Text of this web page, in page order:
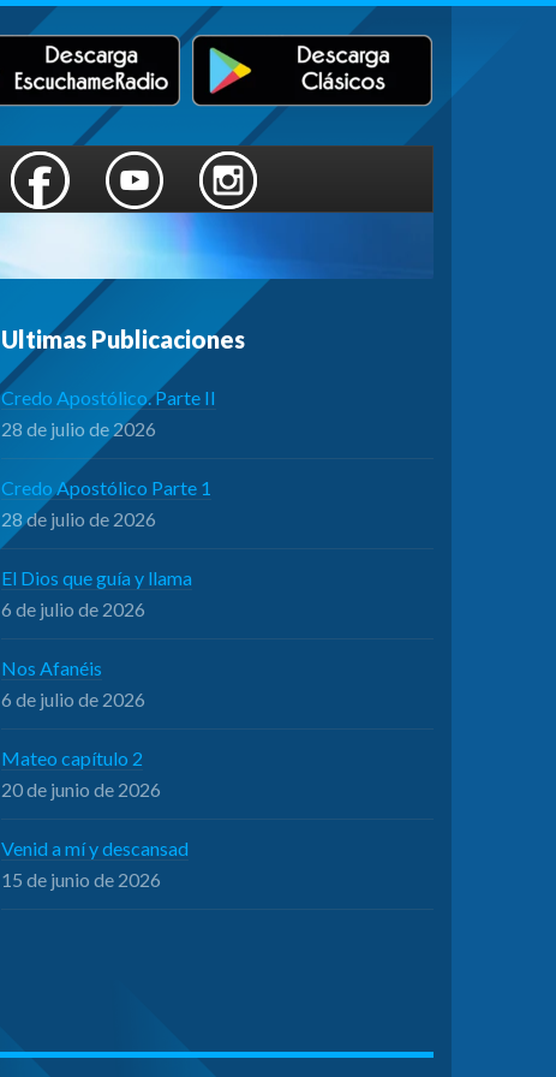
Ultimas Publicaciones
Credo Apostólico. Parte II
28 de julio de 2026
Credo Apostólico Parte 1
28 de julio de 2026
El Dios que guía y llama
6 de julio de 2026
Nos Afanéis
6 de julio de 2026
Mateo capítulo 2
20 de junio de 2026
Venid a mí y descansad
15 de junio de 2026